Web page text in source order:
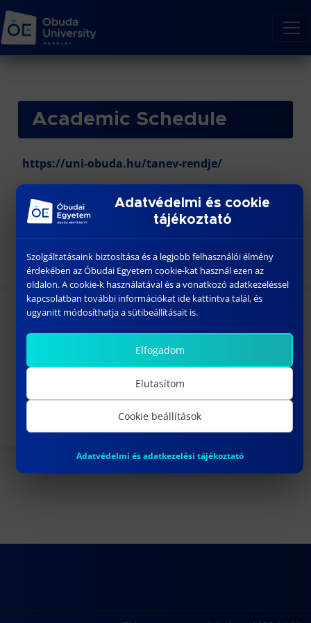
Academic Schedule
https://uni-obuda.hu/tanev-rendje/
Application deadline: May 27, 2026.
Comprehensive exam date: June 25, 2026.
Halftime reports will be on 26-27 May, 2026.
ADDITIONAL LINKS
Doctoral defenses
Adatvédelmi és cookie
tájékoztató
Szolgáltatásaink biztosítása és a legjobb felhasználói élmény
érdekében az Óbudai Egyetem cookie-kat használ ezen az
oldalon. A cookie-k használatával és a vonatkozó adatkezeléssel
kapcsolatban további információkat ide kattintva talál, és
ugyanitt módosíthatja a sütibeállításait is.
Elfogadom
Elutasítom
Cookie beállítások
Adatvédelmi és adatkezelési tájékoztató